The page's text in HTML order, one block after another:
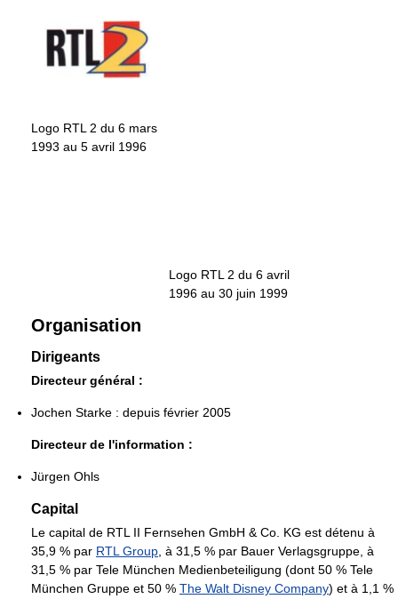
Logo RTL 2 du 6 mars
1993 au 5 avril 1996
Logo RTL 2 du 6 avril
1996 au 30 juin 1999
Organisation
Dirigeants
Directeur général :
Jochen Starke : depuis février 2005
Directeur de l'information :
Jürgen Ohls
Capital
Le capital de RTL II Fernsehen GmbH & Co. KG est détenu à
35,9 % par RTL Group , à 31,5 % par Bauer Verlagsgruppe, à
31,5 % par Tele München Medienbeteiligung (dont 50 % Tele
München Gruppe et 50 % The Walt Disney Company) et à 1,1 %